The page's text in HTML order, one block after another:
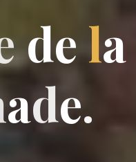
de la
ade.